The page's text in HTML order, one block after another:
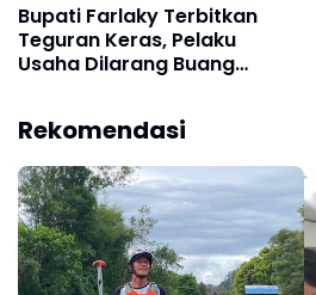
Bupati Farlaky Terbitkan
Teguran Keras, Pelaku
Usaha Dilarang Buang
Rekomendasi